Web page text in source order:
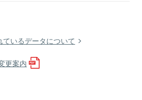
いるデータについて
更案内